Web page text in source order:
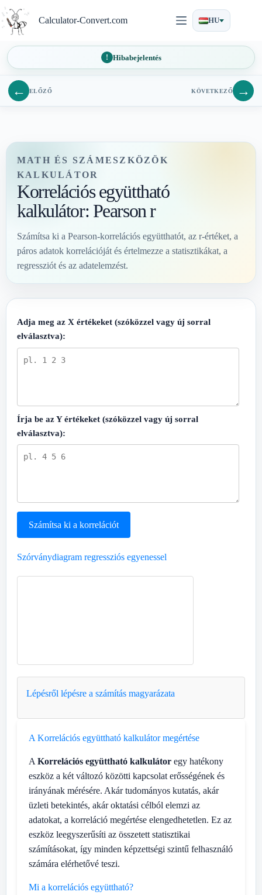
a
tartalomra
Calculator-Convert.com HU
Hibabejelentés
← ELŐZŐ KÖVETKEZŐ →
MATH ÉS SZÁMESZKÖZÖK
KALKULÁTOR
Korrelációs együttható
kalkulátor: Pearson r
Számítsa ki a Pearson-korrelációs együtthatót, az r-értéket, a
páros adatok korrelációját és értelmezze a statisztikákat, a
regressziót és az adatelemzést.
Adja meg az X értékeket (szóközzel vagy új sorral
elválasztva):
Írja be az Y értékeket (szóközzel vagy új sorral
elválasztva):
Számítsa ki a korrelációt
Szórványdiagram regressziós egyenessel
Lépésről lépésre a számítás magyarázata
A Korrelációs együttható kalkulátor megértése
A Korrelációs együttható kalkulátor egy hatékony
eszköz a két változó közötti kapcsolat erősségének és
irányának mérésére. Akár tudományos kutatás, akár
üzleti betekintés, akár oktatási célból elemzi az
adatokat, a korreláció megértése elengedhetetlen. Ez az
eszköz leegyszerűsíti az összetett statisztikai
számításokat, így minden képzettségi szintű felhasználó
számára elérhetővé teszi.
Mi a korrelációs együttható?